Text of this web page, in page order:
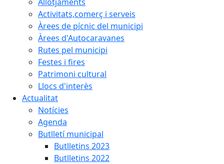
Activitats,comerç i serveis
Àrees de pícnic del municipi
Àrees d'Autocaravanes
Rutes pel municipi
Festes i fires
Patrimoni cultural
Llocs d'interès
Actualitat
Notícies
Agenda
Butlletí municipal
Butlletins 2023
Butlletins 2022